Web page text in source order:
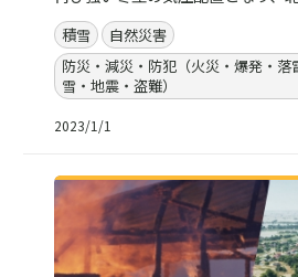
積雪
自然災害
防災・減災・防犯（火災・爆発・落
雪・地震・盗難）
2023/1/1